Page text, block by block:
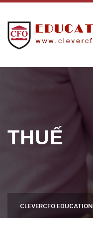
THUẾ
CLEVERCFO EDUCATION